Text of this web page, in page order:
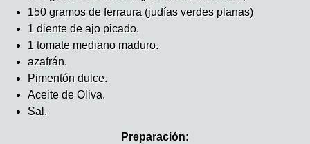
150 gramos de ferraura (judías verdes planas)
1 diente de ajo picado.
1 tomate mediano maduro.
azafrán.
Pimentón dulce.
Aceite de Oliva.
Sal.
Preparación: